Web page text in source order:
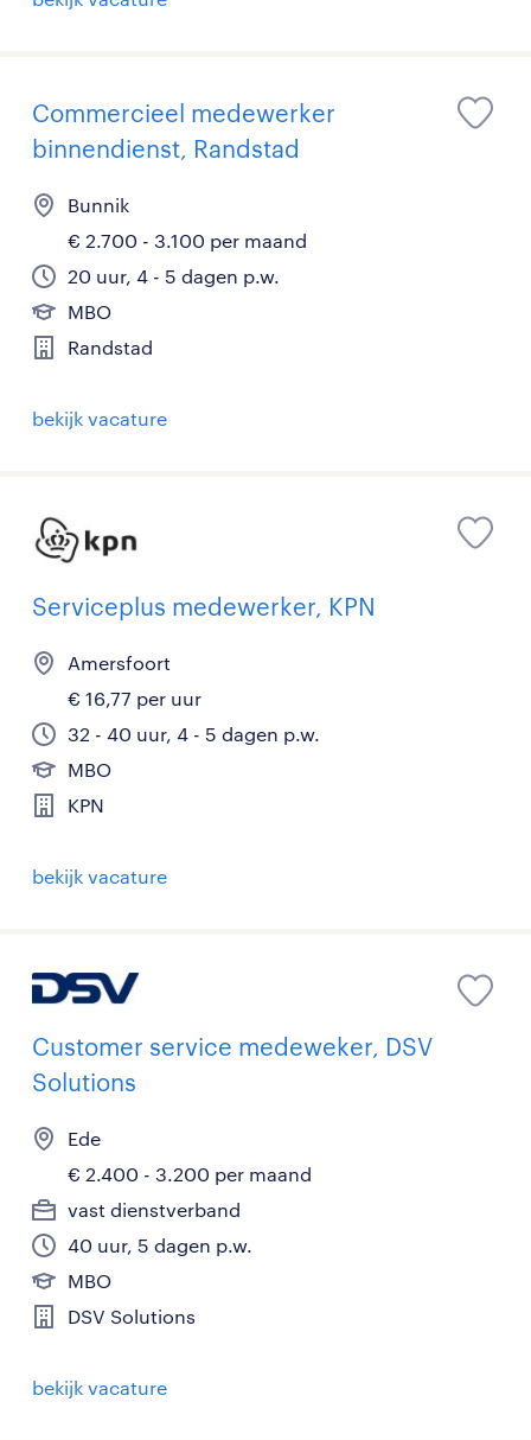
Commercieel medewerker
binnendienst, Randstad
Bunnik
€ 2.700 - 3.100 per maand
20 uur, 4 - 5 dagen p.w.
MBO
Randstad
bekijk vacature
Serviceplus medewerker, KPN
Amersfoort
€ 16,77 per uur
32 - 40 uur, 4 - 5 dagen p.w.
MBO
KPN
bekijk vacature
Customer service medeweker, DSV
Solutions
Ede
€ 2.400 - 3.200 per maand
vast dienstverband
40 uur, 5 dagen p.w.
MBO
DSV Solutions
bekijk vacature